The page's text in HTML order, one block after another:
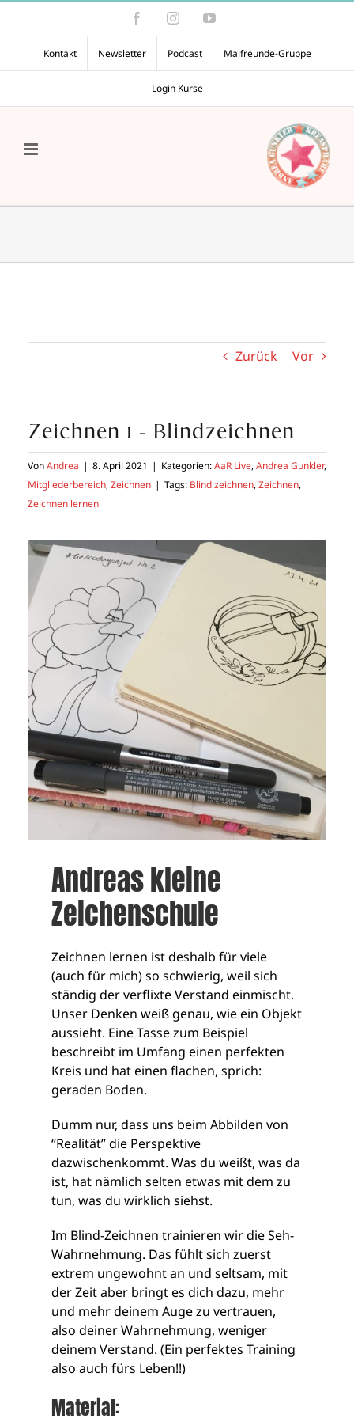
springen
FacebookInstagramYouTube
Kontakt Newsletter Podcast Malfreunde-Gruppe
Login Kurse
Zurück Vor
Zeichnen 1 – Blindzeichnen
VonAndrea | 8. April 2021 | Kategorien:AaR Live,Andrea Gunkler,
Mitgliederbereich,Zeichnen | Tags: Blind zeichnen,Zeichnen,
Zeichnen lernen
Zeige
grösseres
Bild
Andreas kleine
Zeichenschule
Zeichnen lernen ist deshalb für viele
(auch für mich) so schwierig, weil sich
ständig der verflixte Verstand einmischt.
Unser Denken weiß genau, wie ein Objekt
aussieht. Eine Tasse zum Beispiel
beschreibt im Umfang einen perfekten
Kreis und hat einen flachen, sprich:
geraden Boden.
Dumm nur, dass uns beim Abbilden von
“Realität” die Perspektive
dazwischenkommt. Was du weißt, was da
ist, hat nämlich selten etwas mit dem zu
tun, was du wirklich siehst.
Im Blind-Zeichnen trainieren wir die Seh-
Wahrnehmung. Das fühlt sich zuerst
extrem ungewohnt an und seltsam, mit
der Zeit aber bringt es dich dazu, mehr
und mehr deinem Auge zu vertrauen,
also deiner Wahrnehmung, weniger
deinem Verstand. (Ein perfektes Training
also auch fürs Leben!!)
Material: